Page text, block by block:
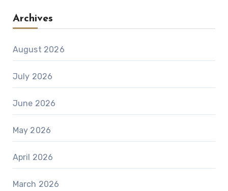
Archives
August 2026
July 2026
June 2026
May 2026
April 2026
March 2026